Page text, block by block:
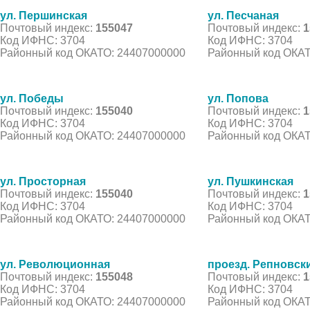
ул. Першинская
Почтовый индекс: 155047
Код ИФНС: 3704
Районный код ОКАТО: 24407000000
ул. Песчаная
Почтовый индекс:
Код ИФНС: 3704
Районный код
ул. Победы
Почтовый индекс: 155040
Код ИФНС: 3704
Районный код ОКАТО: 24407000000
ул. Попова
Почтовый индекс:
Код ИФНС: 3704
Районный код
ул. Просторная
Почтовый индекс: 155040
Код ИФНС: 3704
Районный код ОКАТО: 24407000000
ул. Пушкинская
Почтовый индекс:
Код ИФНС: 3704
Районный код
ул. Революционная
Почтовый индекс: 155048
Код ИФНС: 3704
Районный код ОКАТО: 24407000000
проезд.
Почтовый индекс:
Код ИФНС: 3704
Районный код